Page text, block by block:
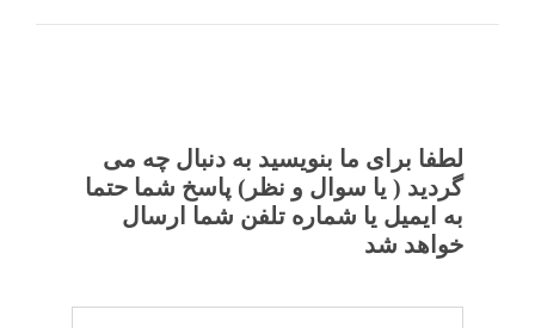
لطفا برای ما بنویسید به دنبال چه می
گردید ( یا سوال و نظر) پاسخ شما حتما
به ایمیل یا شماره تلفن شما ارسال
خواهد شد